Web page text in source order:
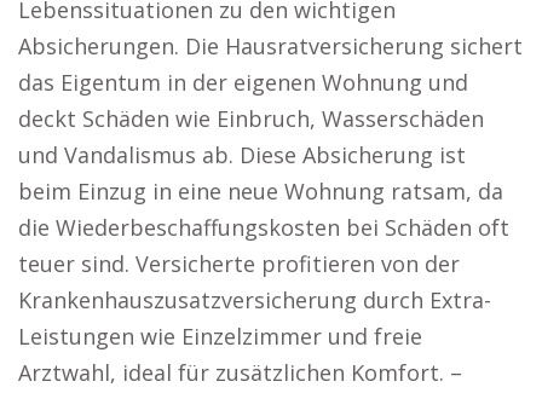
Lebenssituationen zu den wichtigen
Absicherungen. Die Hausratversicherung sichert
das Eigentum in der eigenen Wohnung und
deckt Schäden wie Einbruch, Wasserschäden
und Vandalismus ab. Diese Absicherung ist
beim Einzug in eine neue Wohnung ratsam, da
die Wiederbeschaffungskosten bei Schäden oft
teuer sind. Versicherte profitieren von der
Krankenhauszusatzversicherung durch Extra-
Leistungen wie Einzelzimmer und freie
Arztwahl, ideal für zusätzlichen Komfort. –